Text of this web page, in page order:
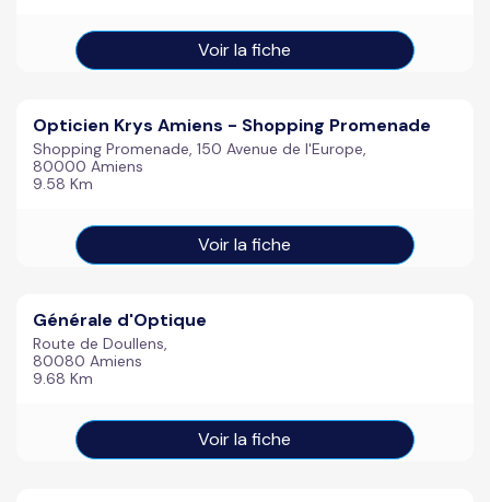
Voir la fiche
Opticien Krys Amiens - Shopping Promenade
Shopping Promenade, 150 Avenue de l'Europe,
80000 Amiens
9.58 Km
Voir la fiche
Générale d'Optique
Route de Doullens,
80080 Amiens
9.68 Km
Voir la fiche